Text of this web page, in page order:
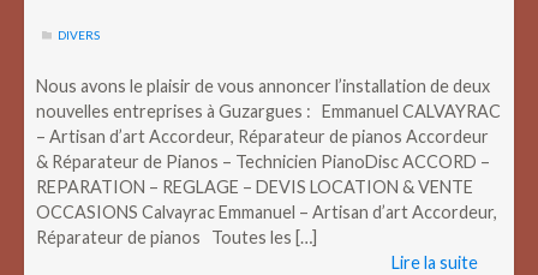
DIVERS
Nous avons le plaisir de vous annoncer l’installation de deux
nouvelles entreprises à Guzargues : Emmanuel CALVAYRAC
– Artisan d’art Accordeur, Réparateur de pianos Accordeur
& Réparateur de Pianos – Technicien PianoDisc ACCORD –
REPARATION – REGLAGE – DEVIS LOCATION & VENTE
OCCASIONS Calvayrac Emmanuel – Artisan d’art Accordeur,
Réparateur de pianos Toutes les […]
Lire la suite